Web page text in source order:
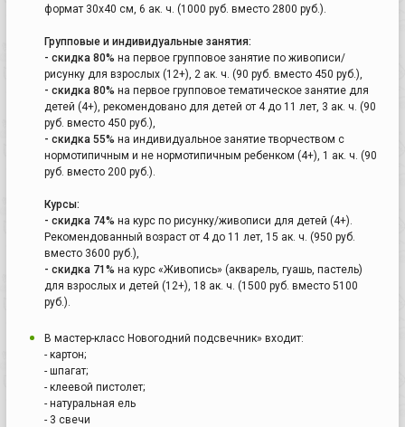
формат 30х40 см, 6 ак. ч. (1000 руб. вместо 2800 руб.).
Групповые и индивидуальные занятия:
- скидка 80% на первое групповое занятие по живописи/
рисунку для взрослых (12+), 2 ак. ч. (90 руб. вместо 450 руб.),
- скидка 80% на первое групповое тематическое занятие для
детей (4+), рекомендовано для детей от 4 до 11 лет, 3 ак. ч. (90
руб. вместо 450 руб.),
- скидка 55% на индивидуальное занятие творчеством с
нормотипичным и не нормотипичным ребенком (4+), 1 ак. ч. (90
руб. вместо 200 руб.).
Курсы:
- скидка 74% на курс по рисунку/живописи для детей (4+).
Рекомендованный возраст от 4 до 11 лет, 15 ак. ч. (950 руб.
вместо 3600 руб.),
- скидка 71% на курс «Живопись» (акварель, гуашь, пастель)
для взрослых и детей (12+), 18 ак. ч. (1500 руб. вместо 5100
руб.).
В мастер-класс Новогодний подсвечник» входит:
- картон;
- шпагат;
- клеевой пистолет;
- натуральная ель
- 3 свечи